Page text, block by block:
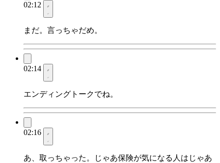
02:12
まだ。言っちゃだめ。
02:14
エンディングトークでね。
02:16
あ、取っちゃった。じゃあ保険が気になる人はじゃあ